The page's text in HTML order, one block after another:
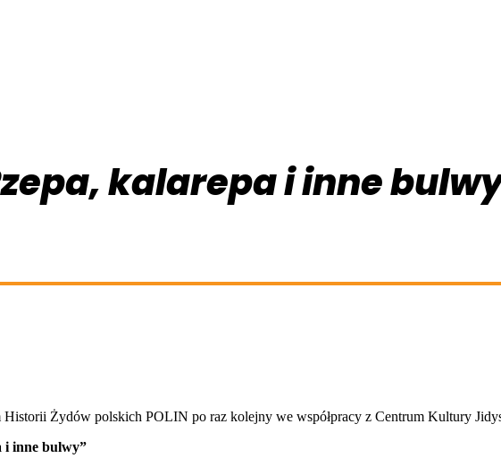
kalarepa i inne
Historii Żydów polskich POLIN po raz kolejny we współpracy z Centrum Kultury
i inne bulwy”